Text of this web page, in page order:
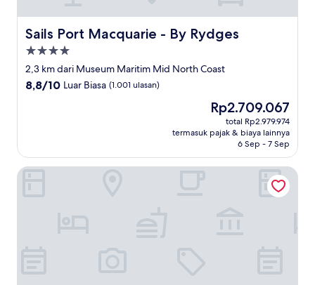
Sails Port Macquarie - By Rydges
Sails Port Macquarie - By Rydges
Properti
bintang
4.0
2,3 km dari Museum Maritim Mid North Coast
8.8
ulasan)
8,8/10 Luar Biasa (1.001 ulasan)
Harga
sekarang
Rp2.709.067
Rp2.709.067
total Rp2.979.974
termasuk pajak & biaya lainnya
6 Sep - 7 Sep
Aston Hill Motor Lodge